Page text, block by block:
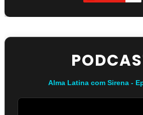
Alma Latina com Sirena -